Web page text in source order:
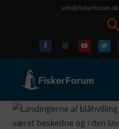
info@fiskerforum.dk